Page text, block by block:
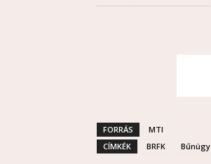
FORRÁS
MTI
CÍMKÉK
BRFK Bűnügy